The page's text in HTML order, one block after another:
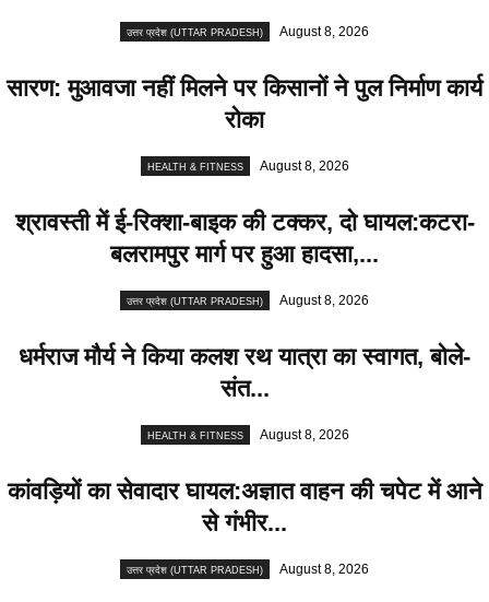
उत्तर प्रदेश (UTTAR PRADESH) August 8, 2026
सारण: मुआवजा नहीं मिलने पर किसानों ने पुल निर्माण कार्य
रोका
HEALTH & FITNESS August 8, 2026
श्रावस्ती में ई-रिक्शा-बाइक की टक्कर, दो घायल:कटरा-
बलरामपुर मार्ग पर हुआ हादसा,...
उत्तर प्रदेश (UTTAR PRADESH) August 8, 2026
धर्मराज मौर्य ने किया कलश रथ यात्रा का स्वागत, बोले-
संत...
HEALTH & FITNESS August 8, 2026
कांवड़ियों का सेवादार घायल:अज्ञात वाहन की चपेट में आने
से गंभीर...
उत्तर प्रदेश (UTTAR PRADESH) August 8, 2026